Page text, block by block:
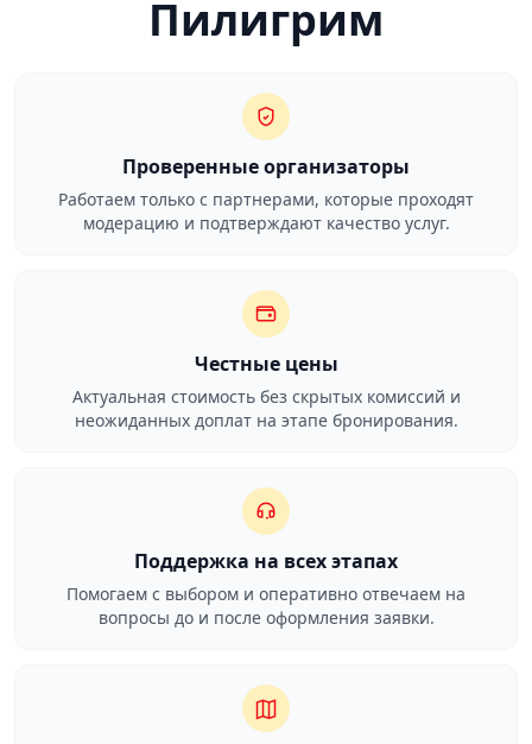
Пилигрим
Проверенные организаторы
Работаем только с партнерами, которые проходят
модерацию и подтверждают качество услуг.
Честные цены
Актуальная стоимость без скрытых комиссий и
неожиданных доплат на этапе бронирования.
Поддержка на всех этапах
Помогаем с выбором и оперативно отвечаем на
вопросы до и после оформления заявки.